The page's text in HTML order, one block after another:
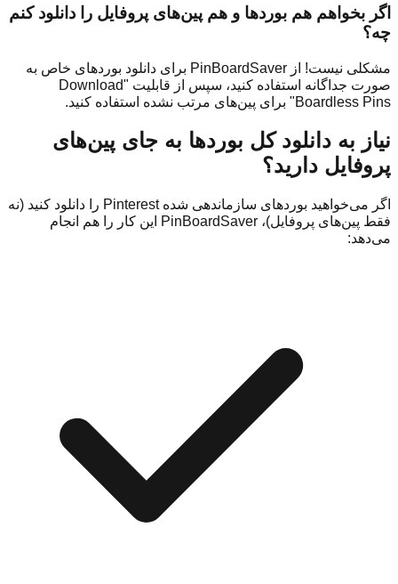
اگر بخواهم هم بوردها و هم پین‌های پروفایل را دانلود کنم
چه؟
مشکلی نیست! از PinBoardSaver برای دانلود بوردهای خاص به
صورت جداگانه استفاده کنید، سپس از قابلیت "Download
Boardless Pins" برای پین‌های مرتب نشده استفاده کنید.
نیاز به دانلود کل بوردها به جای پین‌های
پروفایل دارید؟
اگر می‌خواهید بوردهای سازماندهی شده Pinterest را دانلود کنید (نه
فقط پین‌های پروفایل)، PinBoardSaver این کار را هم انجام
می‌دهد: